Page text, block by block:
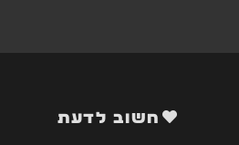
חשוב לדעת